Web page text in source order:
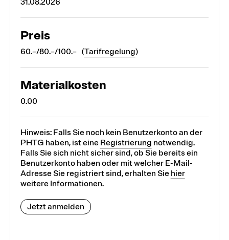
31.08.2026
Preis
60.–/80.–/100.– (Tarifregelung)
Materialkosten
0.00
Hinweis: Falls Sie noch kein Benutzerkonto an der
PHTG haben, ist eine Registrierung notwendig.
Falls Sie sich nicht sicher sind, ob Sie bereits ein
Benutzerkonto haben oder mit welcher E-Mail-
Adresse Sie registriert sind, erhalten Sie hier
weitere Informationen.
Jetzt anmelden